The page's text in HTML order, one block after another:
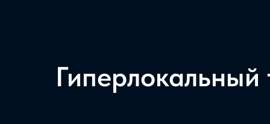
Гиперлокальный